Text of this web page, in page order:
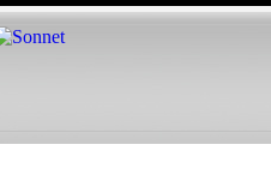
Direkt
zum